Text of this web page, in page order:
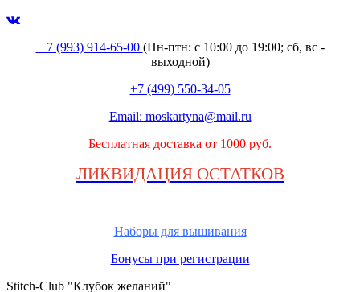
+7 (993) 914-65-00 (Пн-птн: с10:00 до 19:00; сб, вс -
выходной)
+7 (499) 550-34-05
Email: moskartyna@mail.ru
Бесплатная доставка от 1000 руб.
ЛИКВИДАЦИЯ ОСТАТКОВ
Наборы для вышивания
Бонусы при регистрации
Stitch-Club "Клубок желаний"